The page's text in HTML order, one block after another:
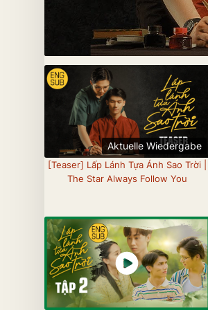
Aktuelle Wiedergabe
[Teaser] Lấp Lánh Tựa Ánh Sao Trời |
The Star Always Follow You